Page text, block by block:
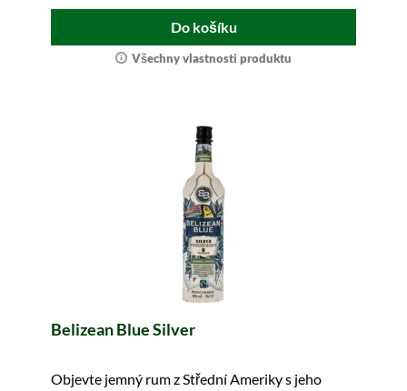
Do košíku
Všechny vlastnosti produktu
Belizean Blue Silver
Objevte jemný rum z Střední Ameriky s jeho